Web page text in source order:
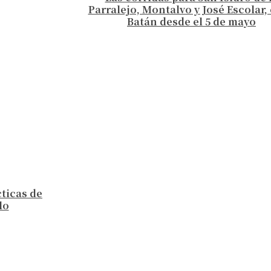
Parralejo, Montalvo y José Escolar,
Batán desde el 5 de mayo
de